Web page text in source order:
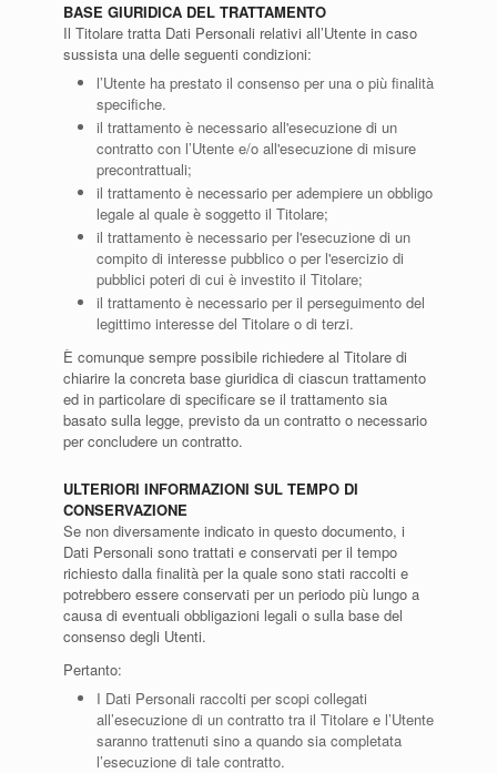
BASE GIURIDICA DEL TRATTAMENTO
Il Titolare tratta Dati Personali relativi all’Utente in caso
sussista una delle seguenti condizioni:
l’Utente ha prestato il consenso per una o più finalità
specifiche.
il trattamento è necessario all'esecuzione di un
contratto con l’Utente e/o all'esecuzione di misure
precontrattuali;
il trattamento è necessario per adempiere un obbligo
legale al quale è soggetto il Titolare;
il trattamento è necessario per l'esecuzione di un
compito di interesse pubblico o per l'esercizio di
pubblici poteri di cui è investito il Titolare;
il trattamento è necessario per il perseguimento del
legittimo interesse del Titolare o di terzi.
È comunque sempre possibile richiedere al Titolare di
chiarire la concreta base giuridica di ciascun trattamento
ed in particolare di specificare se il trattamento sia
basato sulla legge, previsto da un contratto o necessario
per concludere un contratto.
ULTERIORI INFORMAZIONI SUL TEMPO DI
CONSERVAZIONE
Se non diversamente indicato in questo documento, i
Dati Personali sono trattati e conservati per il tempo
richiesto dalla finalità per la quale sono stati raccolti e
potrebbero essere conservati per un periodo più lungo a
causa di eventuali obbligazioni legali o sulla base del
consenso degli Utenti.
Pertanto:
I Dati Personali raccolti per scopi collegati
all’esecuzione di un contratto tra il Titolare e l’Utente
saranno trattenuti sino a quando sia completata
l’esecuzione di tale contratto.